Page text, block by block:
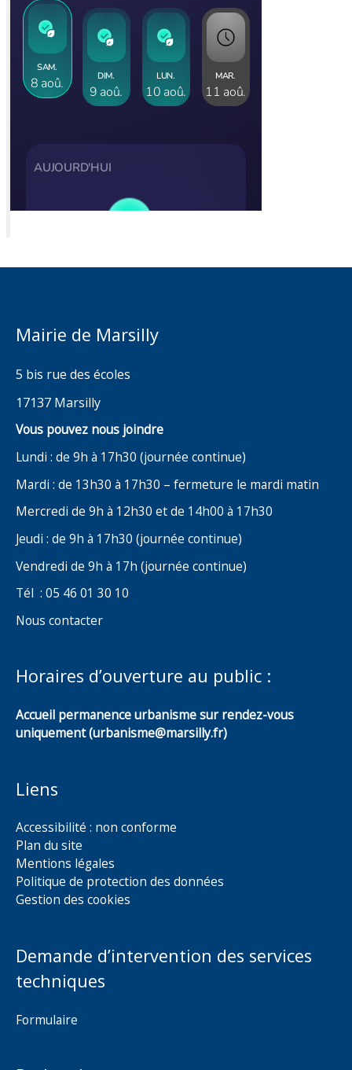
Mairie de Marsilly
5 bis rue des écoles
17137 Marsilly
Vous pouvez nous joindre
Lundi : de 9h à 17h30 (journée continue)
Mardi : de 13h30 à 17h30 – fermeture le mardi matin
Mercredi de 9h à 12h30 et de 14h00 à 17h30
Jeudi : de 9h à 17h30 (journée continue)
Vendredi de 9h à 17h (journée continue)
Tél : 05 46 01 30 10
Nous contacter
Horaires d’ouverture au public :
Accueil permanence urbanisme sur rendez-vous
uniquement (urbanisme@marsilly.fr)
Liens
Accessibilité : non conforme
Plan du site
Mentions légales
Politique de protection des données
Gestion des cookies
Demande d’intervention des services
techniques
Formulaire